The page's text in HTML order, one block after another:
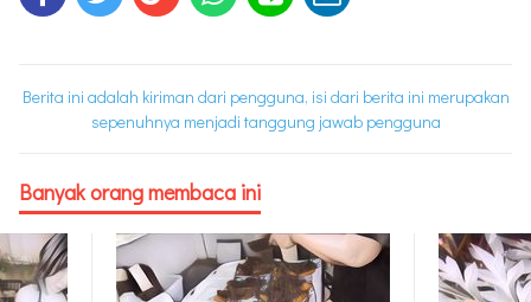
Berita ini adalah kiriman dari pengguna, isi dari berita ini merupakan
sepenuhnya menjadi tanggung jawab pengguna
Banyak orang membaca ini